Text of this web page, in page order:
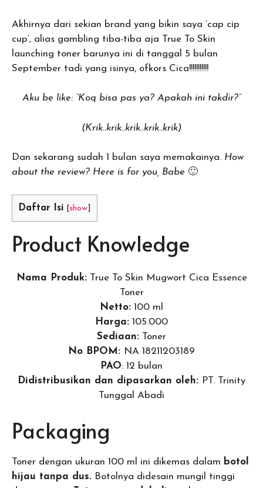
Akhirnya dari sekian brand yang bikin saya ‘cap cip
cup’, alias gambling tiba-tiba aja True To Skin
launching toner barunya ini di tanggal 5 bulan
September tadi yang isinya, ofkors Cica!!!!!!!!!!!
Aku be like: “Koq bisa pas ya? Apakah ini takdir?”
(Krik..krik..krik..krik..krik)
Dan sekarang sudah 1 bulan saya memakainya. How
about the review? Here is for you, Babe 🙂
Daftar Isi [show]
Product Knowledge
Nama Produk:True To Skin Mugwort Cica Essence
Toner
Netto: 100 ml
Harga: 105.000
Sediaan: Toner
No BPOM: NA 18211203189
PAO: 12 bulan
Didistribusikan dan dipasarkan oleh: PT. Trinity
Tunggal Abadi
Packaging
Toner dengan ukuran 100 ml ini dikemas dalam botol
hijau tanpa dus. Botolnya didesain mungil tinggi